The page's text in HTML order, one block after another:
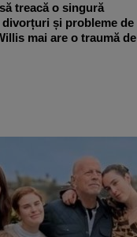
treacă o singură
divorțuri și probleme de
mai are o traumă de